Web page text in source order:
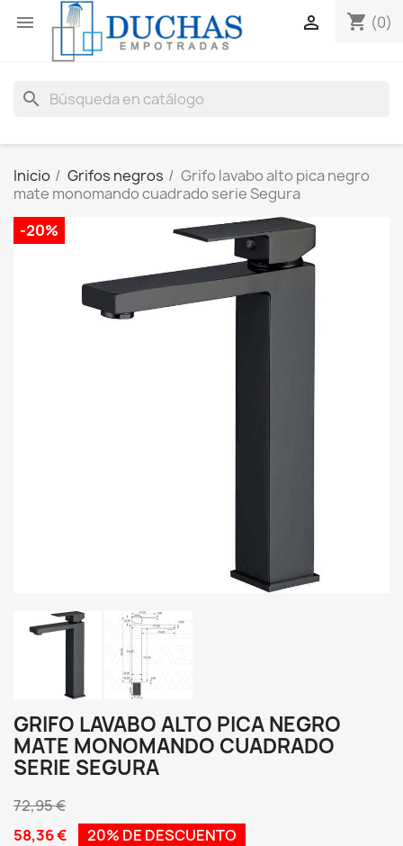
 shopping_cart (0)

search
Inicio Grifos negros
Grifo lavabo alto pica negro
mate monomando cuadrado serie Segura
-20%
GRIFO LAVABO ALTO PICA NEGRO
MATE MONOMANDO CUADRADO
SERIE SEGURA
72,95 €
58,36 €
20% DE DESCUENTO